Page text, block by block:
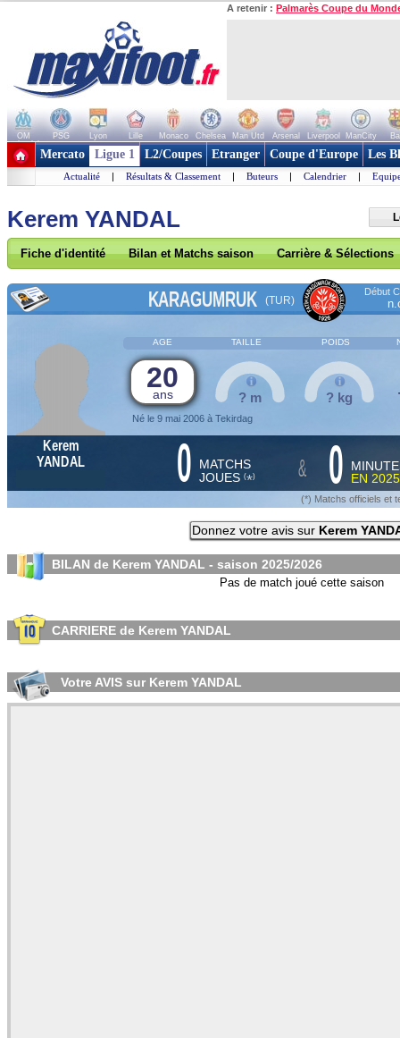
A retenir : Palmarès Coupe du
OM PSG Lyon Lille Monaco Chelsea Man Utd Arsenal Liverpool ManCity
+ de clubs
Mercato Ligue 1 L2/Coupes Etranger Coupe d'Europe Les
Actualité | Résultats & Classement | Buteurs | Calendrier |
Kerem YANDAL
Fiche d'identité Bilan et Matchs saison Carrière & Sélections
KARAGUMRUK (TUR)
Début
AGE TAILLE POIDS
20
ans
Né le 9 mai 2006 à Tekirdag
? m ? kg
Kerem
YANDAL
0 MATCHS
JOUES (*) & 0
EN
(*) Matchs officiels et
Donnez votre avis sur Kerem
BILAN de Kerem YANDAL - saison 2025/2026
Pas de match joué cette saison
CARRIERE de Kerem YANDAL
Votre AVIS sur Kerem YANDAL